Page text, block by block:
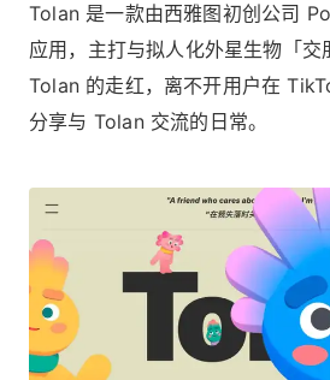
Tolan 是一款由西雅图初创公司
应用，主打与拟人化外星生物「交
Tolan 的走红，离不开用户在
分享与 Tolan 交流的日常。